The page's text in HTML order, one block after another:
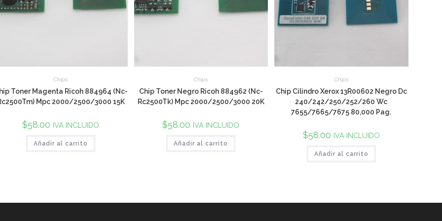
Chips
Toner Magenta Ricoh 884964 (Nc-
Mpc 2000/2500/3000 15K
$58.00 IVA INCLUIDO
Añadir al carrito
Chips
Chip Toner Negro Ricoh 884962 (Nc-
Rc2500Tk) Mpc 2000/2500/3000 20K
$58.00 IVA INCLUIDO
Añadir al carrito
Chips
Chip Cilindro Xerox 13R00602 Negro Dc
240/242/250/252/260 Wc
7655/7665/7675 80,000 Pag.
$58.00 IVA INCLUIDO
Añadir al carrito